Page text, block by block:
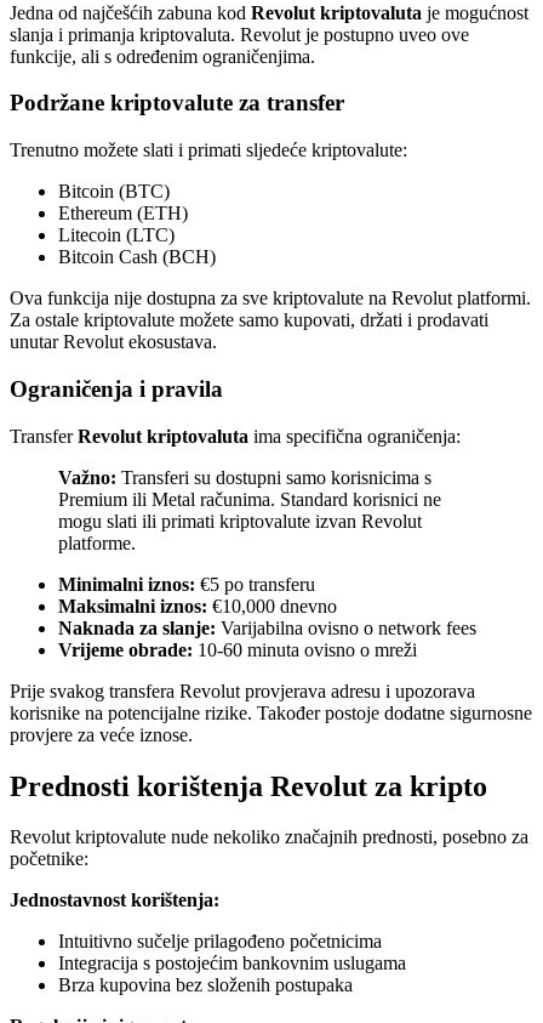
Jedna od najčešćih zabuna kod Revolut kriptovaluta je mogućnost
slanja i primanja kriptovaluta. Revolut je postupno uveo ove
funkcije, ali s određenim ograničenjima.
Podržane kriptovalute za transfer
Trenutno možete slati i primati sljedeće kriptovalute:
Bitcoin (BTC)
Ethereum (ETH)
Litecoin (LTC)
Bitcoin Cash (BCH)
Ova funkcija nije dostupna za sve kriptovalute na Revolut platformi.
Za ostale kriptovalute možete samo kupovati, držati i prodavati
unutar Revolut ekosustava.
Ograničenja i pravila
TransferRevolut kriptovaluta ima specifična ograničenja:
Važno: Transferi su dostupni samo korisnicima s
Premium ili Metal računima. Standard korisnici ne
mogu slati ili primati kriptovalute izvan Revolut
platforme.
Minimalni iznos: €5 po transferu
Maksimalni iznos: €10,000 dnevno
Naknada za slanje: Varijabilna ovisno o network fees
Vrijeme obrade: 10-60 minuta ovisno o mreži
Prije svakog transfera Revolut provjerava adresu i upozorava
korisnike na potencijalne rizike. Također postoje dodatne sigurnosne
provjere za veće iznose.
Prednosti korištenja Revolut za kripto
Revolut kriptovalute nude nekoliko značajnih prednosti, posebno za
početnike:
Jednostavnost korištenja:
Intuitivno sučelje prilagođeno početnicima
Integracija s postojećim bankovnim uslugama
Brza kupovina bez složenih postupaka